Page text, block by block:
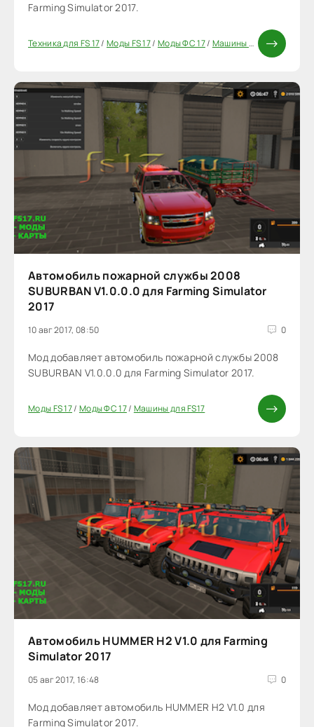
Farming Simulator 2017.
Техника для FS 17/Моды FS 17/ Моды ФС 17/ Машины для FS17
Автомобиль пожарной службы 2008
SUBURBAN V1.0.0.0 для Farming Simulator
2017
10 авг 2017, 08:50 0
Мод добавляет автомобиль пожарной службы 2008
SUBURBAN V1.0.0.0 для Farming Simulator 2017.
Моды FS 17/ Моды ФС 17/ Машины для FS17
Автомобиль HUMMER H2 V1.0 для Farming
Simulator 2017
05 авг 2017, 16:48 0
Мод добавляет автомобиль HUMMER H2 V1.0 для
Farming Simulator 2017.